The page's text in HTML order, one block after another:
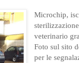
Microchip,
veterinario
Foto sul sito
per le